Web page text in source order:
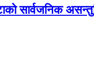
सार्वजनिक